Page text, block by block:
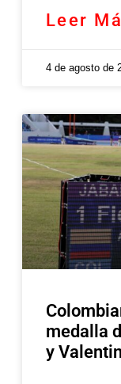
Leer
4 de agosto de
medalla
y